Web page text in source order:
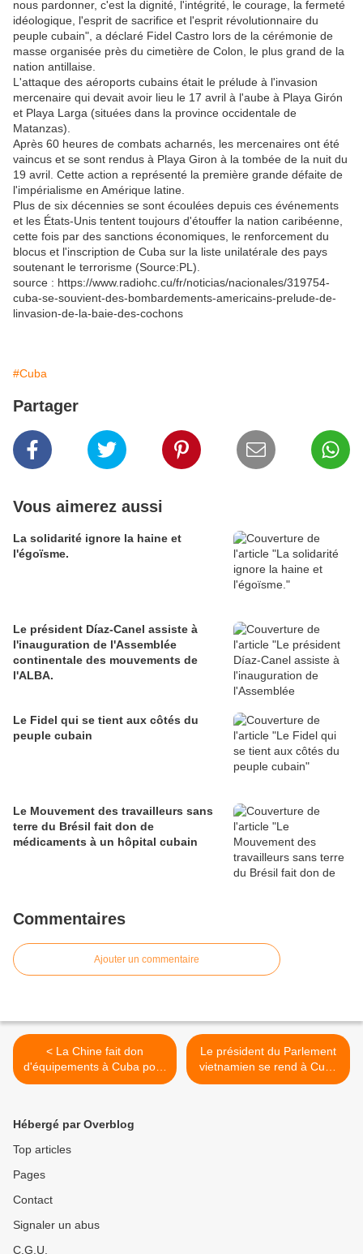
nous pardonner, c'est la dignité, l'intégrité, le courage, la fermeté
idéologique, l'esprit de sacrifice et l'esprit révolutionnaire du
peuple cubain", a déclaré Fidel Castro lors de la cérémonie de
masse organisée près du cimetière de Colon, le plus grand de la
nation antillaise.
L'attaque des aéroports cubains était le prélude à l'invasion
mercenaire qui devait avoir lieu le 17 avril à l'aube à Playa Girón
et Playa Larga (situées dans la province occidentale de
Matanzas).
Après 60 heures de combats acharnés, les mercenaires ont été
vaincus et se sont rendus à Playa Giron à la tombée de la nuit du
19 avril. Cette action a représenté la première grande défaite de
l'impérialisme en Amérique latine.
Plus de six décennies se sont écoulées depuis ces événements
et les États-Unis tentent toujours d'étouffer la nation caribéenne,
cette fois par des sanctions économiques, le renforcement du
blocus et l'inscription de Cuba sur la liste unilatérale des pays
soutenant le terrorisme (Source:PL).
source : https://www.radiohc.cu/fr/noticias/nacionales/319754-
cuba-se-souvient-des-bombardements-americains-prelude-de-
linvasion-de-la-baie-des-cochons
#Cuba
Partager
Vous aimerez aussi
La solidarité ignore la haine et
l'égoïsme.
Le président Díaz-Canel assiste à
l'inauguration de l'Assemblée
continentale des mouvements de
l'ALBA.
Le Fidel qui se tient aux côtés du
peuple cubain
Le Mouvement des travailleurs sans
terre du Brésil fait don de
médicaments à un hôpital cubain
Commentaires
Ajouter un commentaire
< La Chine fait don
d'équipements à Cuba pour
lutter contre la sécheresse
Le président du Parlement
vietnamien se rend à Cuba
et en Amérique du Sud >
Hébergé par Overblog
Top articles
Pages
Contact
Signaler un abus
C.G.U.